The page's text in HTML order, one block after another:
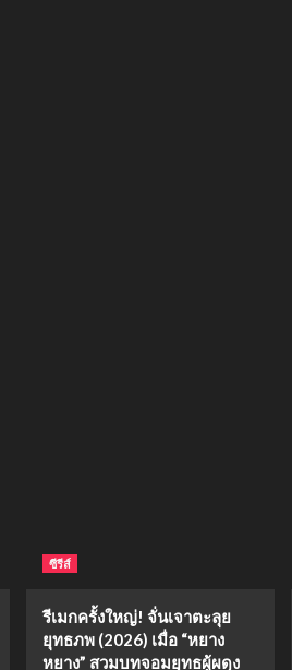
ซีรีส์
รีเมกครั้งใหญ่! จั่นเจาตะลุย
ยุทธภพ (2026) เมื่อ “หยาง
หยาง” สวมบทจอมยุทธผู้ผดุง